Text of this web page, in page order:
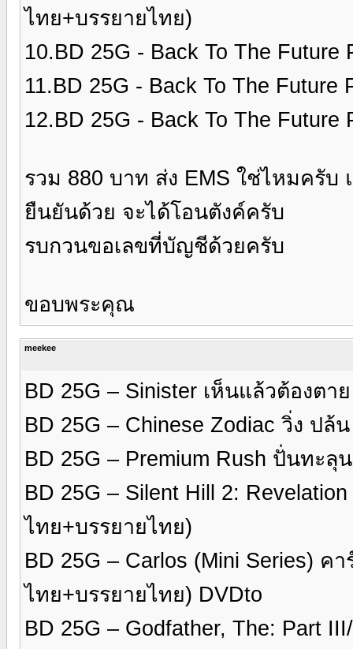
ไทย+บรรยายไทย)
10.BD 25G - Back To The Future
11.BD 25G - Back To The Future
12.BD 25G - Back To The Future
รวม 880 บาท ส่ง EMS ใช่ไหมครับ
ยืนยันด้วย จะได้โอนตังค์ครับ
รบกวนขอเลขที่บัญชีด้วยครับ
ขอบพระคุณ
meekee
BD 25G – Sinister เห็นแล้วต้องตา
BD 25G – Chinese Zodiac วิ่ง ป
BD 25G – Premium Rush ปั่นทะลุ
BD 25G – Silent Hill 2:
ไทย+บรรยายไทย)
BD 25G – Carlos (Mini Series)
ไทย+บรรยายไทย) DVDto
BD 25G – Godfather, The: Part